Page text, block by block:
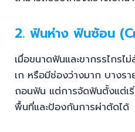
2. ฟันห่าง ฟันซ้อน
เมื่อขนาดฟันและขากรรไกร
เก หรือมีช่องว่างมาก บางร
ถอนฟัน แต่การจัดฟันตั้งแต่เ
พื้นที่และป้องกันการผ่าตัดได้